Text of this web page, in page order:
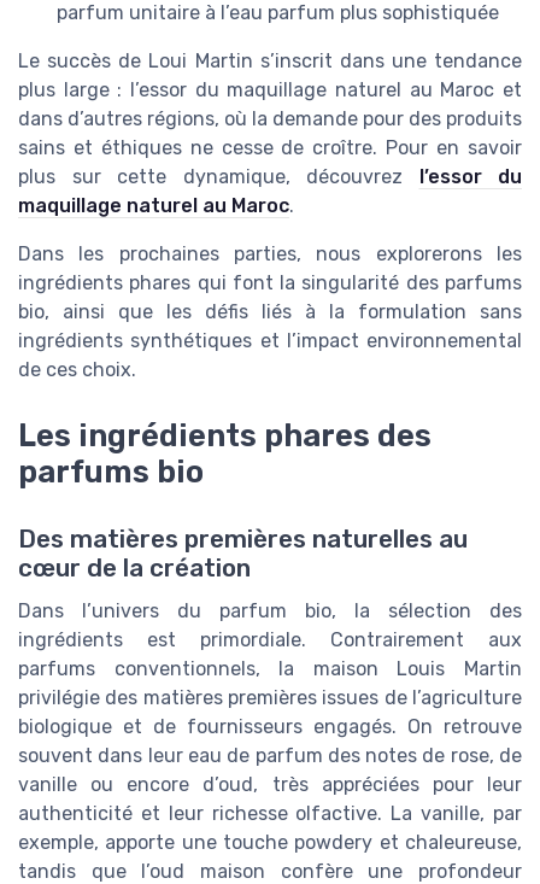
parfum unitaire à l’eau parfum plus sophistiquée
Le succès de Loui Martin s’inscrit dans une tendance
plus large : l’essor du maquillage naturel au Maroc et
dans d’autres régions, où la demande pour des produits
sains et éthiques ne cesse de croître. Pour en savoir
plus sur cette dynamique, découvrez
l’essor du
maquillage naturel au Maroc.
Dans les prochaines parties, nous explorerons les
ingrédients phares qui font la singularité des parfums
bio, ainsi que les défis liés à la formulation sans
ingrédients synthétiques et l’impact environnemental
de ces choix.
Les ingrédients phares des
parfums bio
Des matières premières naturelles au
cœur de la création
Dans l’univers du parfum bio, la sélection des
ingrédients est primordiale. Contrairement aux
parfums conventionnels, la maison Louis Martin
privilégie des matières premières issues de l’agriculture
biologique et de fournisseurs engagés. On retrouve
souvent dans leur eau de parfum des notes de rose, de
vanille ou encore d’oud, très appréciées pour leur
authenticité et leur richesse olfactive. La vanille, par
exemple, apporte une touche powdery et chaleureuse,
tandis que l’oud maison confère une profondeur